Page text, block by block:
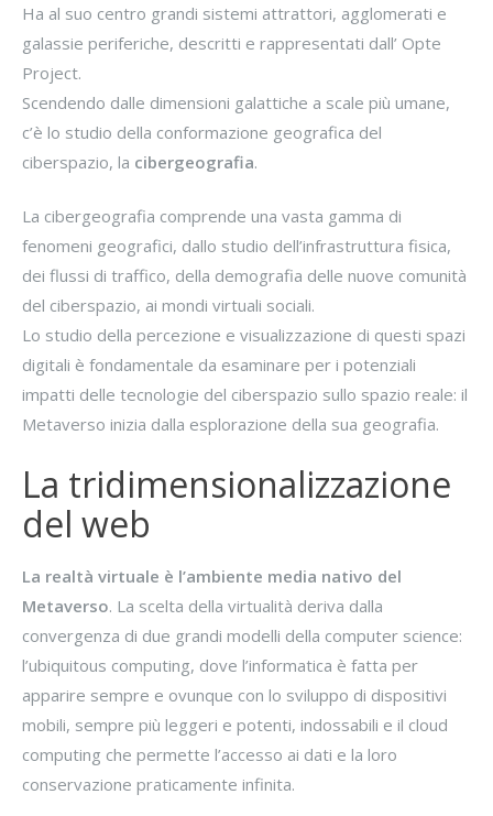
Ha al suo centro grandi sistemi attrattori, agglomerati e
galassie periferiche, descritti e rappresentati dall’ Opte
Project.
Scendendo dalle dimensioni galattiche a scale più umane,
c’è lo studio della conformazione geografica del
ciberspazio, la cibergeografia.
La cibergeografia comprende una vasta gamma di
fenomeni geografici, dallo studio dell’infrastruttura fisica,
dei flussi di traffico, della demografia delle nuove comunità
del ciberspazio, ai mondi virtuali sociali.
Lo studio della percezione e visualizzazione di questi spazi
digitali è fondamentale da esaminare per i potenziali
impatti delle tecnologie del ciberspazio sullo spazio reale: il
Metaverso inizia dalla esplorazione della sua geografia.
La tridimensionalizzazione
del web
La realtà virtuale è l’ambiente media nativo del
Metaverso. La scelta della virtualità deriva dalla
convergenza di due grandi modelli della computer science:
l’ubiquitous computing, dove l’informatica è fatta per
apparire sempre e ovunque con lo sviluppo di dispositivi
mobili, sempre più leggeri e potenti, indossabili e il cloud
computing che permette l’accesso ai dati e la loro
conservazione praticamente infinita.